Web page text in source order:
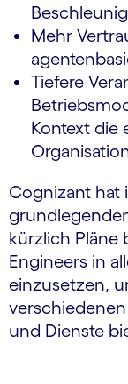
Mehr
Tiefere
Kontext die
Cognizant hat
kürzlich Pläne
Engineers in
einzusetzen,
und Dienste